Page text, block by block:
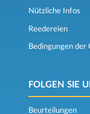
Nützliche Infos
Reedereien
Bedingungen der
FOLGEN SIE
Beurteilungen